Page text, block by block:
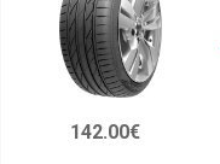
142.00€